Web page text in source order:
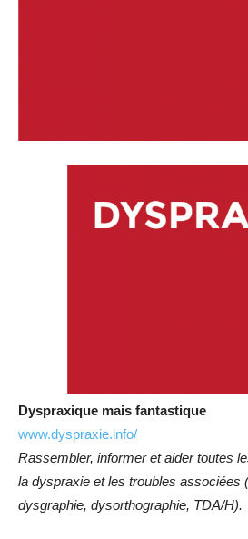
Dyspraxique mais fantastique
www.dyspraxie.info/
Rassembler, informer et aider toutes
la dyspraxie et les troubles associées
dysgraphie, dysorthographie, TDA/H).